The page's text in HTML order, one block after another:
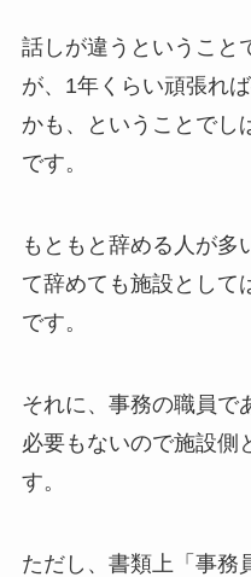
話しが違うということ
が、1年くらい頑張れ
かも、ということでし
です。
もともと辞める人が多
て辞めても施設として
です。
それに、事務の職員で
必要もないので施設側
す。
ただし、書類上「事務